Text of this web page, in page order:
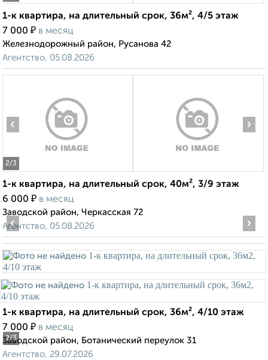
1-к квартира, на длительный срок, 36м², 4/5 этаж
7 000 ₽ в месяц
Железнодорожный район, Русанова 42
Агентство, 05.08.2026
2/3
‹ ›
1-к квартира, на длительный срок, 40м², 3/9 этаж
6 000 ₽ в месяц
Заводской район, Черкасская 72
Агентство, 05.08.2026
2/3
‹ ›
1-к квартира, на длительный срок, 36м², 4/10 этаж
7 000 ₽ в месяц
Заводской район, Ботанический переулок 31
Агентство, 29.07.2026